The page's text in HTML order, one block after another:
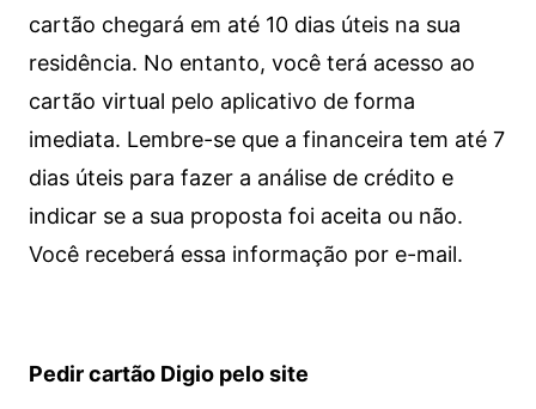
cartão chegará em até 10 dias úteis na sua
residência. No entanto, você terá acesso ao
cartão virtual pelo aplicativo de forma
imediata. Lembre-se que a financeira tem até 7
dias úteis para fazer a análise de crédito e
indicar se a sua proposta foi aceita ou não.
Você receberá essa informação por e-mail.
Pedir cartão Digio pelo site